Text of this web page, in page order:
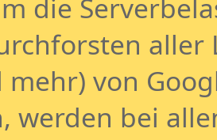
die
aller
von
werden bei